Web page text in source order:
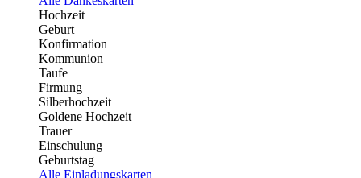
Hochzeit
Geburt
Konfirmation
Kommunion
Taufe
Firmung
Silberhochzeit
Goldene Hochzeit
Trauer
Einschulung
Geburtstag
Alle Einladungskarten